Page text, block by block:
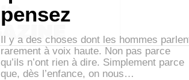
pensez
Il y a des choses dont les hommes
rarement à voix haute. Non pas parce
qu’ils n’ont rien à dire. Simplement parce
que, dès l’enfance, on nous…